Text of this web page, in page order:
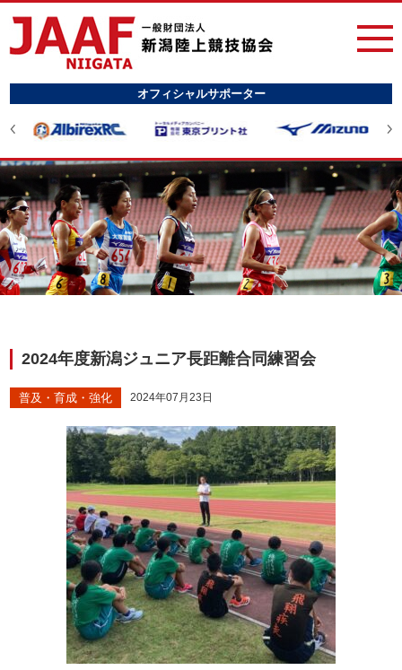
オフィシャルサポーター
2024年度新潟ジュニア長距離合同練習会
普及・育成・強化 2024年07月23日